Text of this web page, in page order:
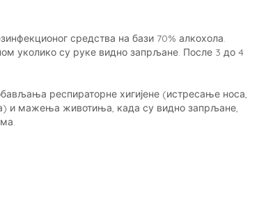
средства на бази 70% алкохола.
уколико су руке видно запрљане. После 3 до 4
респираторне хигијене (истресање носа,
и мажења животиња, када су видно запрљане,